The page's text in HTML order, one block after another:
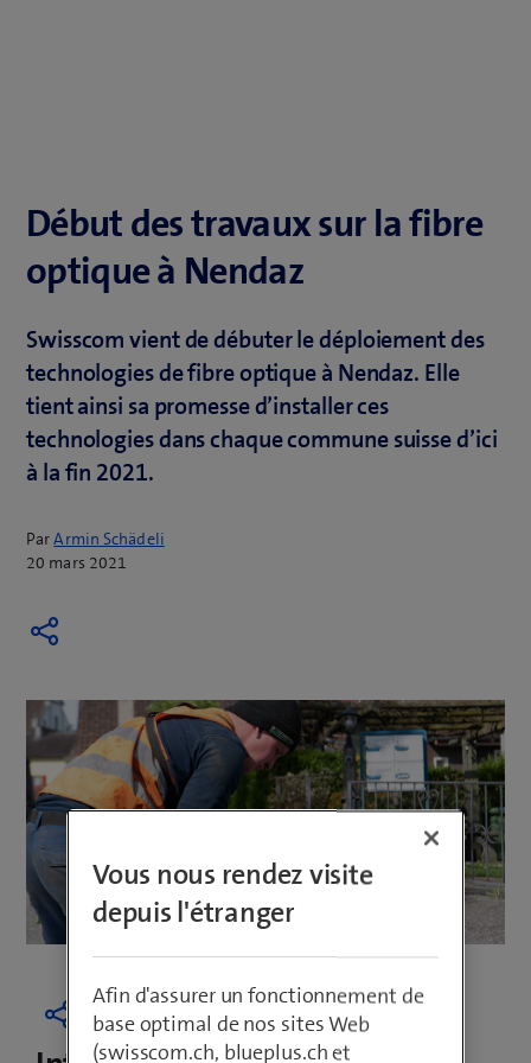
Début des travaux sur la fibre
optique à Nendaz
Swisscom vient de débuter le déploiement des
technologies de fibre optique à Nendaz. Elle
tient ainsi sa promesse d’installer ces
technologies dans chaque commune suisse d’ici
à la fin 2021.
ParArmin Schädeli
20 mars 2021
Vous nous rendez visite
depuis l'étranger
Afin d'assurer un fonctionnement de
base optimal de nos sites Web
(swisscom.ch, blueplus.ch et